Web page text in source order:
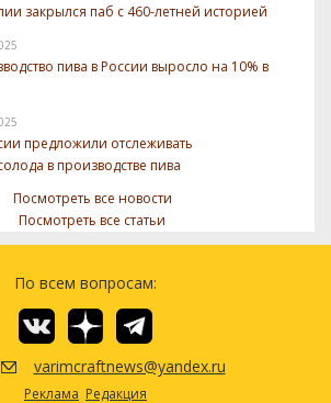
закрылся паб с 460-летней историей
пива в России выросло на 10% в
предложили отслеживать
в производстве пива
Посмотреть все новости
Посмотреть все статьи
По всем вопросам:
varimcraftnews@yandex.ru
Реклама Редакция